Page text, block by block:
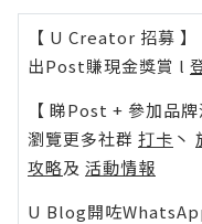
【 U Creator 招募 】
出Post賺現金獎賞 l
【 睇Post + 參加品牌
瀏覽更多社群 打卡 丶
攻略及 活動情報
U Blog開咗